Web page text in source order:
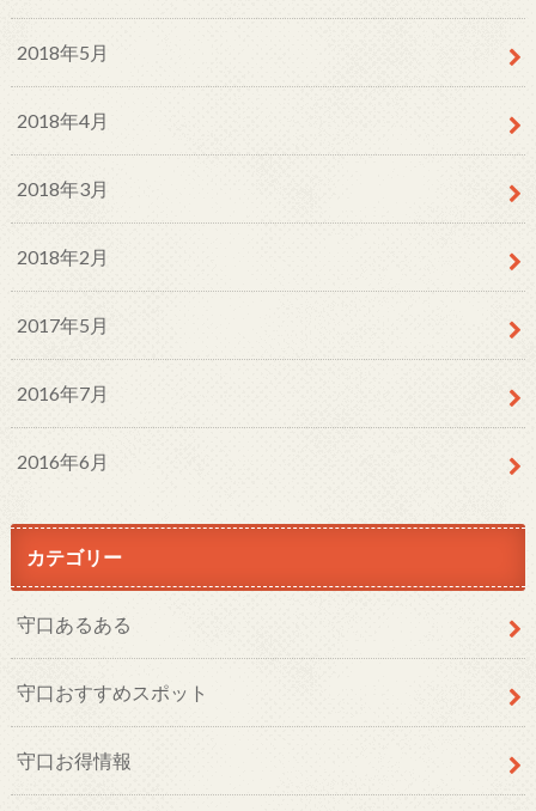
2018年5月
2018年4月
2018年3月
2018年2月
2017年5月
2016年7月
2016年6月
カテゴリー
守口あるある
守口おすすめスポット
守口お得情報